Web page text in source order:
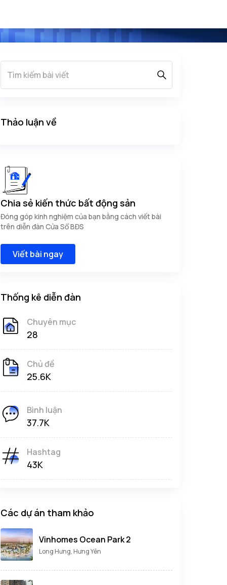
Thảo luận về
Chia sẻ kiến thức bất động sản
Đóng góp kinh nghiệm của bạn bằng cách viết bài
trên diễn đàn Cửa Sổ BĐS
Viết bài ngay
Thống kê diễn đàn
Chuyên mục
28
Chủ đề
25.6K
Bình luận
37.7K
Hashtag
43K
Các dự án tham khảo
Vinhomes Ocean Park 2
Long Hưng, Hưng Yên